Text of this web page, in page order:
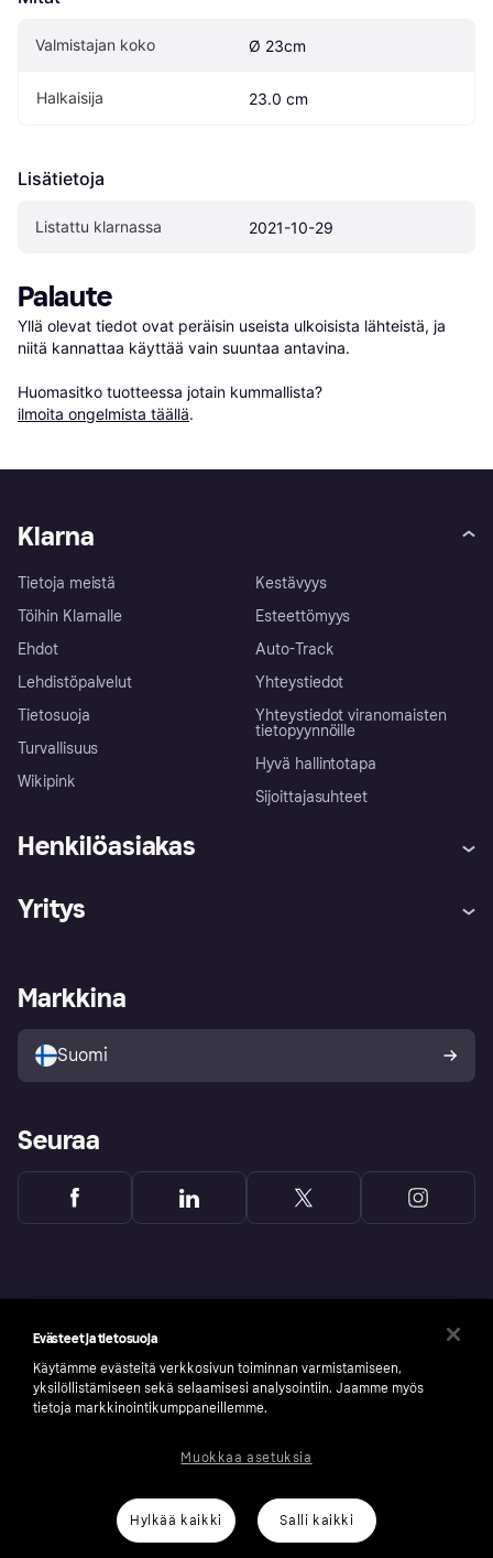
Valmistajan koko Ø 23cm
Halkaisija 23.0 cm
Lisätietoja
Listattu klarnassa 2021-10-29
Palaute
Yllä olevat tiedot ovat peräisin useista ulkoisista lähteistä, ja
niitä kannattaa käyttää vain suuntaa antavina.
Huomasitko tuotteessa jotain kummallista?
ilmoita ongelmista täällä.
Klarna
Tietoja meistä
Töihin Klarnalle
Ehdot
Lehdistöpalvelut
Tietosuoja
Turvallisuus
Wikipink
Kestävyys
Esteettömyys
Auto-Track
Yhteystiedot
Yhteystiedot viranomaisten
tietopyynnöille
Hyvä hallintotapa
Sijoittajasuhteet
Henkilöasiakas
Ohje
Kirjaudu sisään
Tutustu kauppoihin
Ostajan turva
Yritys
Kirjaudu sisään yrityksenä
Markkina
Suomi
Seuraa
number: 556737-0431
Klarnan evästeselosteKlarna.com
Evästeet ja tietosuoja
Käytämme evästeitä verkkosivun toiminnan varmistamiseen,
yksilöllistämiseen sekä selaamisesi analysointiin. Jaamme myös
tietoja markkinointikumppaneillemme.
Hylkää kaikki Salli kaikki
Muokkaa asetuksia